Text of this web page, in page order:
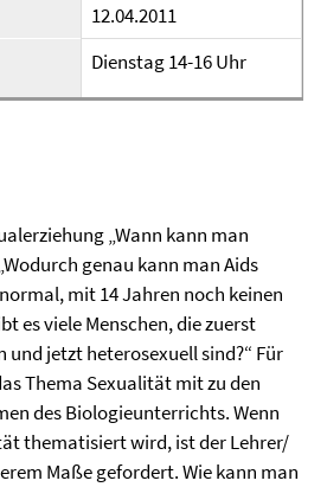
12.04.2011
Dienstag 14-16 Uhr
„Wann kann man
genau kann man Aids
mit 14 Jahren noch keinen
es viele Menschen, die zuerst
jetzt heterosexuell sind?“ Für
Thema Sexualität mit zu den
des Biologieunterrichts. Wenn
thematisiert wird, ist der Lehrer/
Maße gefordert. Wie kann man